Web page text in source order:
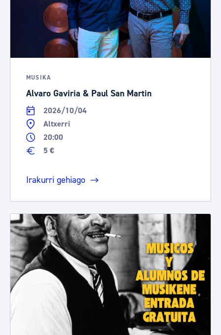
MUSIKA
Alvaro Gaviria & Paul San Martin
2026/10/04
Altxerri
20:00
5 €
Irakurri gehiago